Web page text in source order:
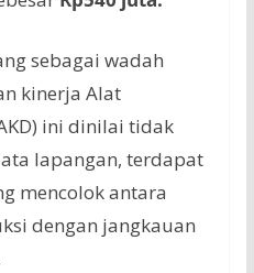
sebagai wadah
kinerja Alat
ini dinilai tidak
lapangan, terdapat
mencolok antara
dengan jangkauan